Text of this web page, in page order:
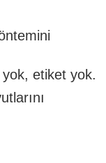
etiket yok.